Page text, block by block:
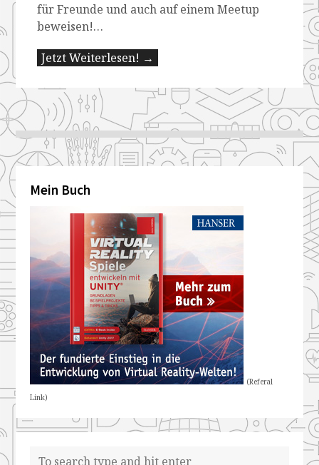
für Freunde und auch auf einem Meetup
beweisen!…
Jetzt Weiterlesen! →
Mein Buch
(Referal
Link)